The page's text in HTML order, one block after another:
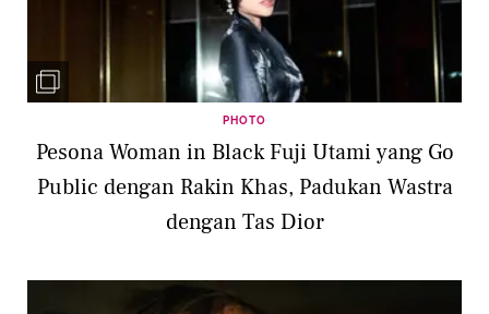
PHOTO
Pesona Woman in Black Fuji Utami yang Go
Public dengan Rakin Khas, Padukan Wastra
dengan Tas Dior